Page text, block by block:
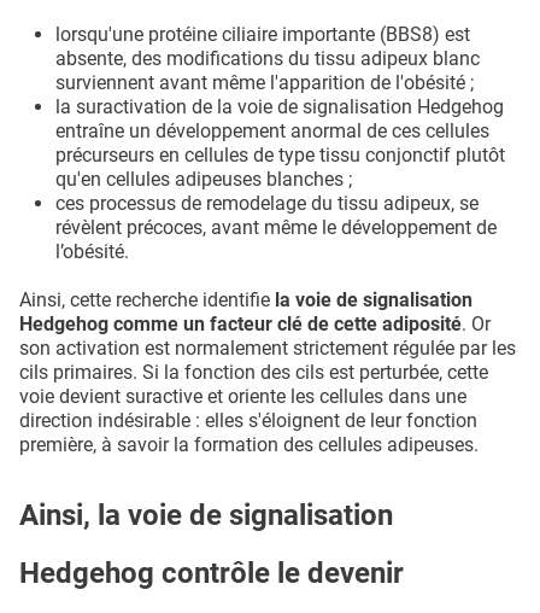
lorsqu'une protéine ciliaire importante (BBS8) est
absente, des modifications du tissu adipeux blanc
surviennent avant même l'apparition de l'obésité ;
la suractivation de la voie de signalisation Hedgehog
entraîne un développement anormal de ces cellules
précurseurs en cellules de type tissu conjonctif plutôt
qu'en cellules adipeuses blanches ;
ces processus de remodelage du tissu adipeux, se
révèlent précoces, avant même le développement de
l’obésité.
Ainsi, cette recherche identifie la voie de signalisation
Hedgehog comme un facteur clé de cette adiposité. Or
son activation est normalement strictement régulée par les
cils primaires. Si la fonction des cils est perturbée, cette
voie devient suractive et oriente les cellules dans une
direction indésirable : elles s'éloignent de leur fonction
première, à savoir la formation des cellules adipeuses.
Ainsi, la voie de signalisation
Hedgehog contrôle le devenir